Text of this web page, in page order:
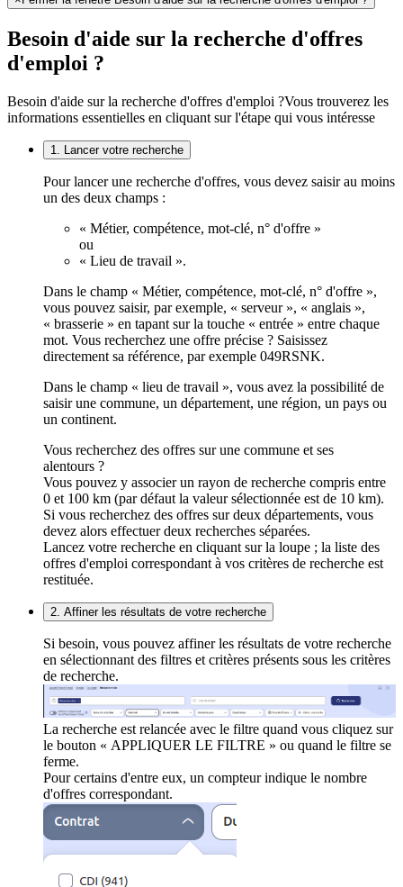
Besoin d'aide sur la recherche d'offres
d'emploi ?
Besoin d'aide sur la recherche d'offres d'emploi ?Vous trouverez les
informations essentielles en cliquant sur l'étape qui vous intéresse
1. Lancer votre recherche
Pour lancer une recherche d'offres, vous devez saisir au moins
un des deux champs :
« Métier, compétence, mot-clé, n° d'offre »
ou
« Lieu de travail ».
Dans le champ « Métier, compétence, mot-clé, n° d'offre »,
vous pouvez saisir, par exemple, « serveur », « anglais »,
« brasserie » en tapant sur la touche « entrée » entre chaque
mot. Vous recherchez une offre précise ? Saisissez
directement sa référence, par exemple 049RSNK.
Dans le champ « lieu de travail », vous avez la possibilité de
saisir une commune, un département, une région, un pays ou
un continent.
Vous recherchez des offres sur une commune et ses
alentours ?
Vous pouvez y associer un rayon de recherche compris entre
0 et 100 km (par défaut la valeur sélectionnée est de 10 km).
Si vous recherchez des offres sur deux départements, vous
devez alors effectuer deux recherches séparées.
Lancez votre recherche en cliquant sur la loupe ; la liste des
offres d'emploi correspondant à vos critères de recherche est
restituée.
2. Affiner les résultats de votre recherche
Si besoin, vous pouvez affiner les résultats de votre recherche
en sélectionnant des filtres et critères présents sous les critères
de recherche.
La recherche est relancée avec le filtre quand vous cliquez sur
le bouton « APPLIQUER LE FILTRE » ou quand le filtre se
ferme.
Pour certains d'entre eux, un compteur indique le nombre
d'offres correspondant.